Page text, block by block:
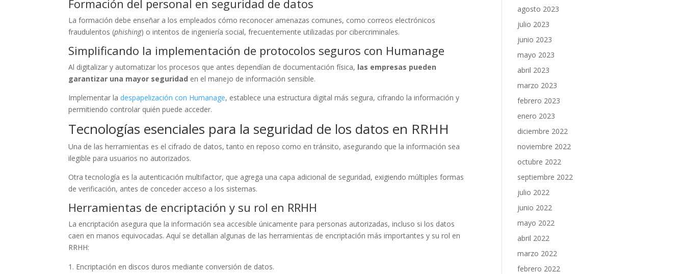
Formación del personal en seguridad de datos
La formación debe enseñar a los empleados cómo reconocer amenazas comunes, como correos electrónicos
fraudulentos (phishing) o intentos de ingeniería social, frecuentemente utilizadas por cibercriminales.
Simplificando la implementación de protocolos seguros con Humanage
Al digitalizar y automatizar los procesos que antes dependían de documentación física, las empresas pueden
garantizar una mayor seguridad en el manejo de información sensible.
Implementar ladespapelización con Humanage, establece una estructura digital más segura, cifrando la información y
permitiendo controlar quién puede acceder.
Tecnologías esenciales para la seguridad de los datos en RRHH
Una de las herramientas es el cifrado de datos, tanto en reposo como en tránsito, asegurando que la información sea
ilegible para usuarios no autorizados.
Otra tecnología es la autenticación multifactor, que agrega una capa adicional de seguridad, exigiendo múltiples formas
de verificación, antes de conceder acceso a los sistemas.
Herramientas de encriptación y su rol en RRHH
La encriptación asegura que la información sea accesible únicamente para personas autorizadas, incluso si los datos
caen en manos equivocadas. Aquí se detallan algunas de las herramientas de encriptación más importantes y su rol en
RRHH:
Encriptación en discos duros mediante conversión de datos.
agosto 2023
julio 2023
junio 2023
mayo 2023
abril 2023
marzo 2023
febrero 2023
enero 2023
diciembre 2022
noviembre 2022
octubre 2022
septiembre 2022
julio 2022
junio 2022
mayo 2022
abril 2022
marzo 2022
febrero 2022